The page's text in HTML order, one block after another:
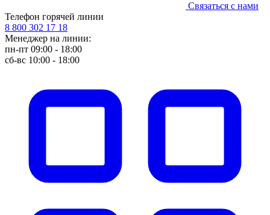
Связаться с нами
Телефон горячей линии
8 800 302 17 18
Менеджер на линии:
пн-пт 09:00 - 18:00
сб-вс 10:00 - 18:00